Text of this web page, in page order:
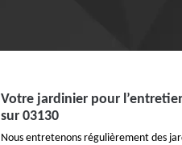
Votre jardinier pour
sur 03130
Nous entretenons régulièrement des